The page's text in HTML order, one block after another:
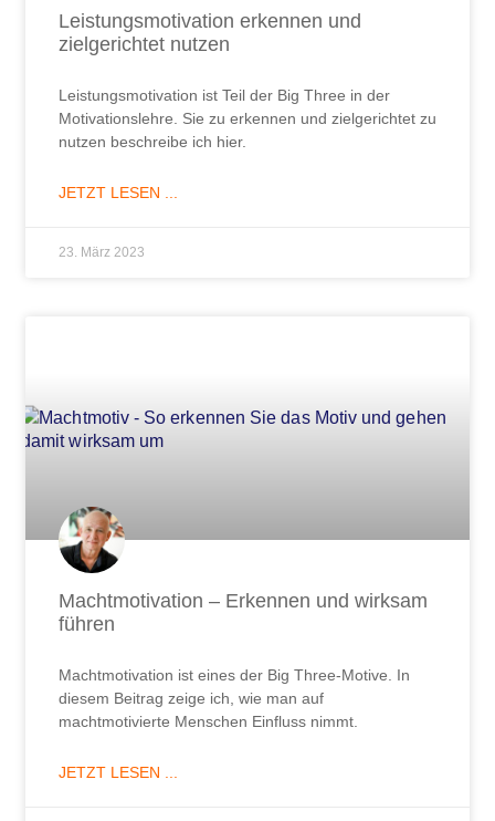
Leistungsmotivation erkennen und
zielgerichtet nutzen
Leistungsmotivation ist Teil der Big Three in der
Motivationslehre. Sie zu erkennen und zielgerichtet zu
nutzen beschreibe ich hier.
JETZT LESEN ...
23. März 2023
Machtmotivation – Erkennen und wirksam
führen
Machtmotivation ist eines der Big Three-Motive. In
diesem Beitrag zeige ich, wie man auf
machtmotivierte Menschen Einfluss nimmt.
JETZT LESEN ...